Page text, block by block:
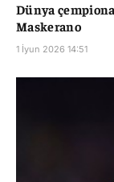
Dünya
Maskerano
1 İyun 2026 14:51